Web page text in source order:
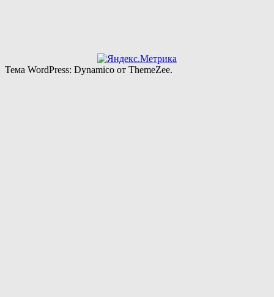
Тема WordPress: Dynamico от ThemeZee.